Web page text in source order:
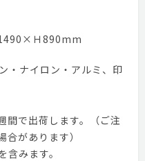
Ｈ890mm
・ナイロン・アルミ、印
間で出荷します。（ご注
があります）
含みます。